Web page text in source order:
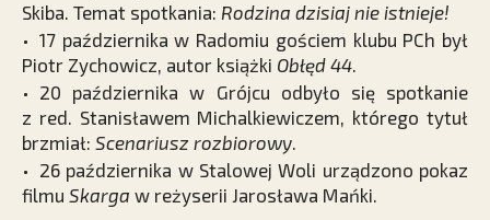
Skiba. Temat spotkania: Rodzina dzisiaj nie istnieje!
• 17 października w Radomiu gościem klubu PCh był
Piotr Zychowicz, autor książki Obłęd 44.
• 20 października w Grójcu odbyło się spotkanie
z red. Stanisławem Michalkiewiczem, którego tytuł
brzmiał: Scenariusz rozbiorowy.
• 26 października w Stalowej Woli urządzono pokaz
filmu Skarga w reżyserii Jarosława Mańki.